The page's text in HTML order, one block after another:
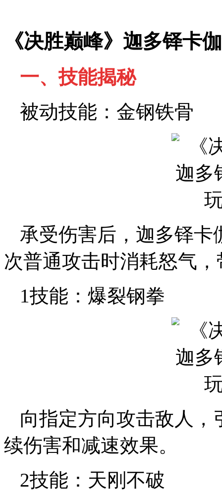
《决胜巅峰》迦多铎卡
一、技能揭秘
被动技能：金钢铁骨
承受伤害后，迦多铎卡
次普通攻击时消耗怒气
1技能：爆裂钢拳
向指定方向攻击敌人
续伤害和减速效果。
2技能：天刚不破